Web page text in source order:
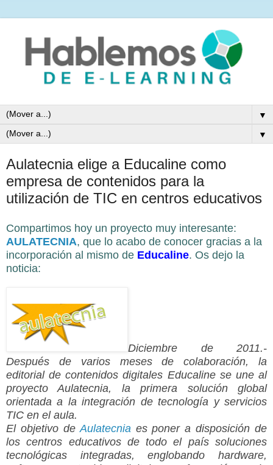
▼
▼
Aulatecnia elige a Educaline como
empresa de contenidos para la
utilización de TIC en centros educativos
Compartimos hoy un proyecto muy interesante:
AULATECNIA, que lo acabo de conocer gracias a la
incorporación al mismo de Educaline. Os dejo la
noticia:
Diciembre de 2011.-
Después de varios meses de colaboración, la
editorial de contenidos digitales Educaline se une al
proyecto Aulatecnia, la primera solución global
orientada a la integración de tecnología y servicios
TIC en el aula.
El objetivo de Aulatecnia es poner a disposición de
los centros educativos de todo el país soluciones
tecnológicas integradas, englobando hardware,